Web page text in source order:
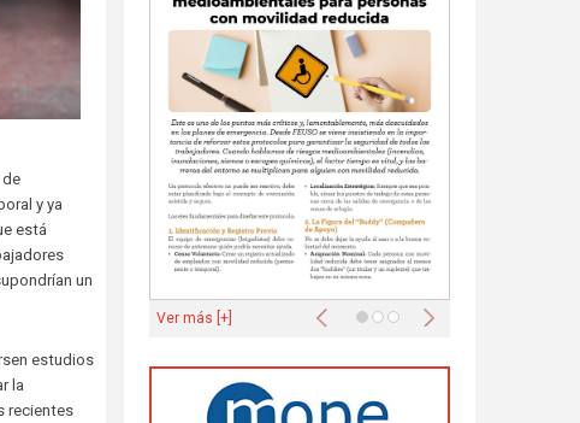
de
y ya
está
un
estudios
la
recientes
Anterior Siguiente
Ver más [+]